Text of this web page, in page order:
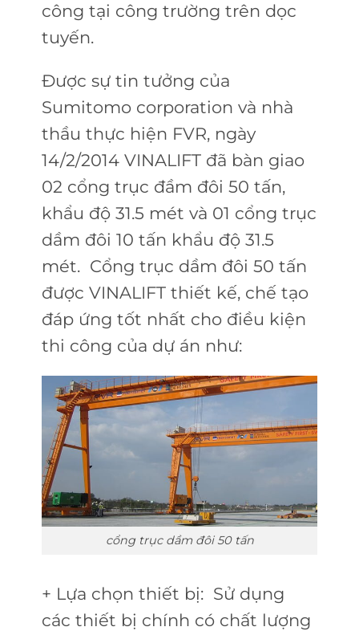
công tại công trường trên dọc
tuyến.
Được sự tin tưởng của
Sumitomo corporation và nhà
thầu thực hiện FVR, ngày
14/2/2014 VINALIFT đã bàn giao
02 cổng trục đầm đôi 50 tấn,
khẩu độ 31.5 mét và 01 cổng trục
dầm đôi 10 tấn khẩu độ 31.5
mét. Cổng trục dầm đôi 50 tấn
được VINALIFT thiết kế, chế tạo
đáp ứng tốt nhất cho điều kiện
thi công của dự án như:
cổng trục dầm đôi 50 tấn
+ Lựa chọn thiết bị: Sử dụng
các thiết bị chính có chất lượng